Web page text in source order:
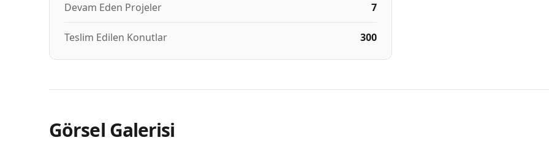
Devam Eden Projeler 7
Teslim Edilen Konutlar 300
Görsel Galerisi